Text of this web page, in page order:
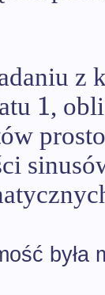
z
1,
była